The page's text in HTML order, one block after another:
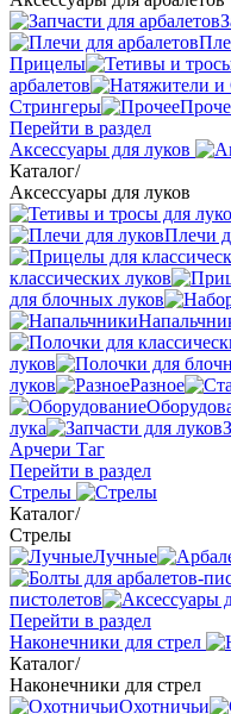
Прицелы
арбалетов
Стрингеры
Перейти в раздел
Аксессуары для луков
Каталог/
Аксессуары для луков
Плечи
классических луков
для блочных луков
луков
луков
Разное
лука
Арчери Таг
Перейти в раздел
Стрелы
Каталог/
Стрелы
Лучные
пистолетов
Перейти в раздел
Наконечники для стрел
Каталог/
Наконечники для стрел
Охотничьи